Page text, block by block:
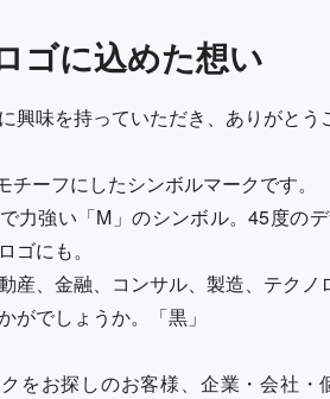
ゴに込めた想い
興味を持っていただき、ありがとう
チーフにしたシンボルマークです。
力強い「M」のシンボル。45度の
ゴにも。
産、金融、コンサル、製造、テク
がでしょうか。「黒」
をお探しのお客様、企業・会社